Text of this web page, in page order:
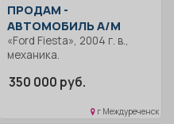
ПРОДАМ -
АВТОМОБИЛЬ А/М
«Ford Fiesta», 2004 г. в.,
механика.
350 000 руб.
г Междуреченск